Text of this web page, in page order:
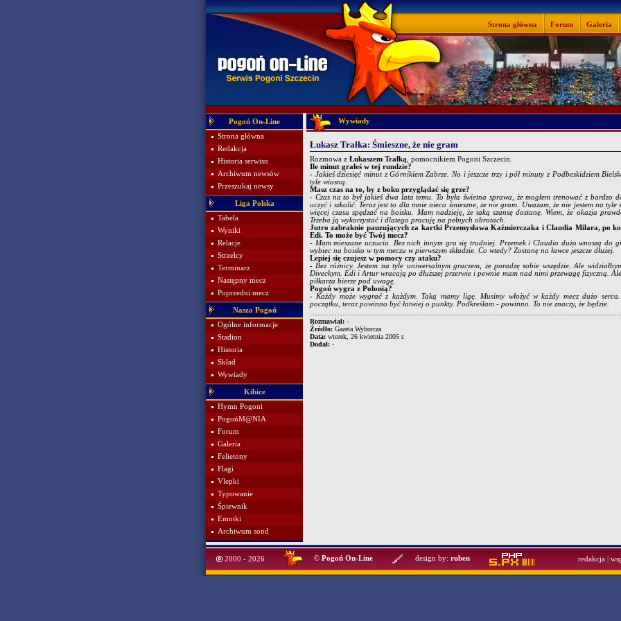
Strona główna Forum Galeria
Pogoń On-Line
Strona główna
Redakcja
Historia serwisu
Archiwum newsów
Przeszukaj newsy
Liga Polska
Tabela
Wyniki
Relacje
Strzelcy
Terminarz
Następny mecz
Poprzedni mecz
Nasza Pogoń
Ogólne informacje
Stadion
Historia
Skład
Wywiady
Kibice
Hymn Pogoni
PogońM@NIA
Forum
Galeria
Felietony
Flagi
Vlepki
Typowanie
Śpiewnik
Emotki
Archiwum sond
Wywiady
Łukasz Trałka: Śmieszne, że nie gram
Rozmowa z Łukaszem Trałką , pomocnikiem Pogoni Szczecin.
Ile minut grałeś w tej rundzie?
- Jakieś dziesięć minut z Górnikiem Zabrze. No i jeszcze trzy i pół minuty z Podbeskidziem
tyle wiosną.
Masz czas na to, by z boku przyglądać się grze?
- Czas na to był jakieś dwa lata temu. To była świetna sprawa, że mogłem trenować z bardzo
uczyć i szkolić. Teraz jest to dla mnie nieco śmieszne, że nie gram. Uważam, że nie jestem na tyle
więcej czasu spędzać na boisku. Mam nadzieję, że taką szansę dostanę. Wiem, że okazja
Trzeba ją wykorzystać i dlatego pracuję na pełnych obrotach.
Jutro zabraknie pauzujących za kartki Przemysława Kaźmierczaka i Claudia Milara, po
Edi. To może być Twój mecz?
- Mam mieszane uczucia. Bez nich innym gra się trudniej. Przemek i Claudio dużo wnoszą do
wybiec na boisko w tym meczu w pierwszym składzie. Co wtedy? Zostanę na ławce jeszcze dłużej.
Lepiej się czujesz w pomocy czy ataku?
- Bez różnicy. Jestem na tyle uniwersalnym graczem, że poradzę sobie wszędzie. Ale
Diveckym. Edi i Artur wracają po dłuższej przerwie i pewnie mam nad nimi przewagę fizyczną.
piłkarza bierze pod uwagę.
Pogoń wygra z Polonią?
- Każdy może wygrać z każdym. Taką mamy ligę. Musimy włożyć w każdy mecz dużo
początku, teraz powinno być łatwiej o punkty. Podkreślam - powinno. To nie znaczy, że będzie.
Rozmawiał: -
Źródło: Gazeta Wyborcza
Data: wtorek, 26 kwietnia 2005 r.
Dodał: -
2000 - 2026 © Pogoń On-Line design by: ruben redakcja